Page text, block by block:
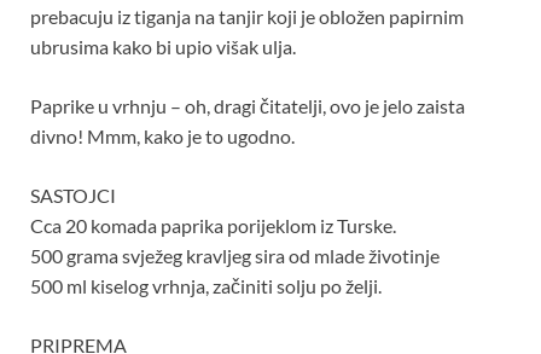
prebacuju iz tiganja na tanjir koji je obložen papirnim
ubrusima kako bi upio višak ulja.
Paprike u vrhnju – oh, dragi čitatelji, ovo je jelo zaista
divno! Mmm, kako je to ugodno.
SASTOJCI
Cca 20 komada paprika porijeklom iz Turske.
500 grama svježeg kravljeg sira od mlade životinje
500 ml kiselog vrhnja, začiniti solju po želji.
PRIPREMA